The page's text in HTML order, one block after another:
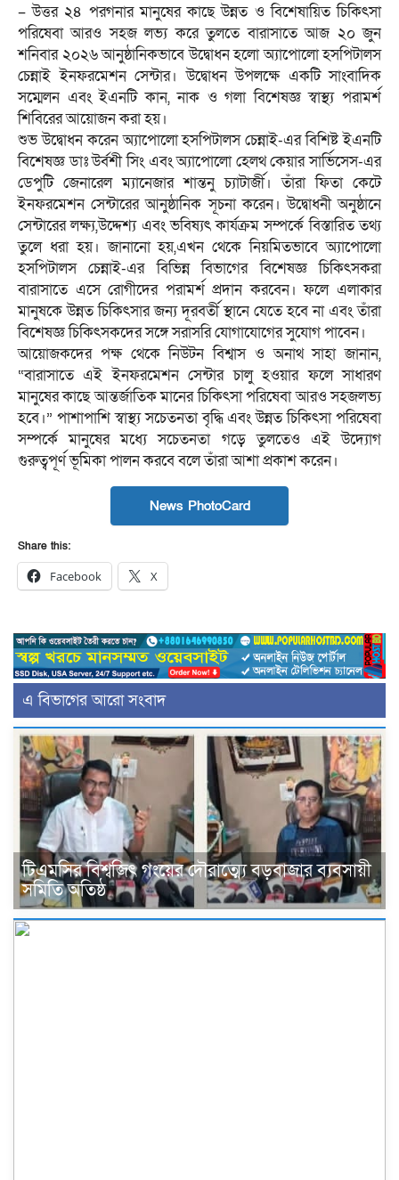
– উত্তর ২৪ পরগনার মানুষের কাছে উন্নত ও বিশেষায়িত চিকিৎসা
পরিষেবা আরও সহজ লভ্য করে তুলতে বারাসাতে আজ ২০ জুন
শনিবার ২০২৬ আনুষ্ঠানিকভাবে উদ্বোধন হলো অ্যাপোলো হসপিটালস
চেন্নাই ইনফরমেশন সেন্টার। উদ্বোধন উপলক্ষে একটি সাংবাদিক
সম্মেলন এবং ইএনটি কান, নাক ও গলা বিশেষজ্ঞ স্বাস্থ্য পরামর্শ
শিবিরের আয়োজন করা হয়।
শুভ উদ্বোধন করেন অ্যাপোলো হসপিটালস চেন্নাই-এর বিশিষ্ট ইএনটি
বিশেষজ্ঞ ডাঃ উর্বশী সিং এবং অ্যাপোলো হেলথ কেয়ার সার্ভিসেস-এর
ডেপুটি জেনারেল ম্যানেজার শান্তনু চ্যাটার্জী। তাঁরা ফিতা কেটে
ইনফরমেশন সেন্টারের আনুষ্ঠানিক সূচনা করেন। উদ্বোধনী অনুষ্ঠানে
সেন্টারের লক্ষ্য,উদ্দেশ্য এবং ভবিষ্যৎ কার্যক্রম সম্পর্কে বিস্তারিত তথ্য
তুলে ধরা হয়। জানানো হয়,এখন থেকে নিয়মিতভাবে অ্যাপোলো
হসপিটালস চেন্নাই-এর বিভিন্ন বিভাগের বিশেষজ্ঞ চিকিৎসকরা
বারাসাতে এসে রোগীদের পরামর্শ প্রদান করবেন। ফলে এলাকার
মানুষকে উন্নত চিকিৎসার জন্য দূরবর্তী স্থানে যেতে হবে না এবং তাঁরা
বিশেষজ্ঞ চিকিৎসকদের সঙ্গে সরাসরি যোগাযোগের সুযোগ পাবেন।
আয়োজকদের পক্ষ থেকে নিউটন বিশ্বাস ও অনাথ সাহা জানান,
“বারাসাতে এই ইনফরমেশন সেন্টার চালু হওয়ার ফলে সাধারণ
মানুষের কাছে আন্তর্জাতিক মানের চিকিৎসা পরিষেবা আরও সহজলভ্য
হবে।” পাশাপাশি স্বাস্থ্য সচেতনতা বৃদ্ধি এবং উন্নত চিকিৎসা পরিষেবা
সম্পর্কে মানুষের মধ্যে সচেতনতা গড়ে তুলতেও এই উদ্যোগ
গুরুত্বপূর্ণ ভূমিকা পালন করবে বলে তাঁরা আশা প্রকাশ করেন।
News PhotoCard
Share this:
Facebook X
এ বিভাগের আরো সংবাদ
টিএমসির বিশ্বজিৎ গংয়ের দৌরাত্ম্যে বড়বাজার ব্যবসায়ী
সমিতি অতিষ্ঠ